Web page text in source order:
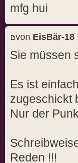
mfg hui
von EisBär-18
Sie müssen
Es ist
zugeschickt
Nur der
Reden !!!